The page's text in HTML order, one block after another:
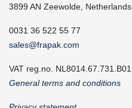
3899 AN Zeewolde, Netherlands
0031 36 522 55 77
sales@frapak.com
VAT reg.no. NL8014.67.731.B01
General terms and conditions